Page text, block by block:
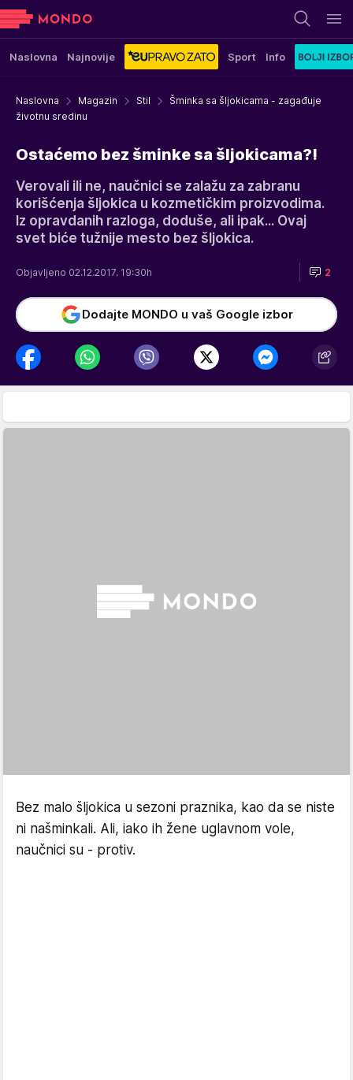
Naslovna Najnovije Sport Info
Naslovna Magazin Stil
Šminka sa šljokicama - zagađuje
životnu sredinu
Ostaćemo bez šminke sa šljokicama?!
Verovali ili ne, naučnici se zalažu za zabranu
korišćenja šljokica u kozmetičkim proizvodima.
Iz opravdanih razloga, doduše, ali ipak... Ovaj
svet biće tužnije mesto bez šljokica.
Objavljeno 02.12.2017. 19:30h 2
Dodajte MONDO u vaš Google izbor
Bez malo šljokica u sezoni praznika, kao da se niste
ni našminkali. Ali, iako ih žene uglavnom vole,
naučnici su - protiv.